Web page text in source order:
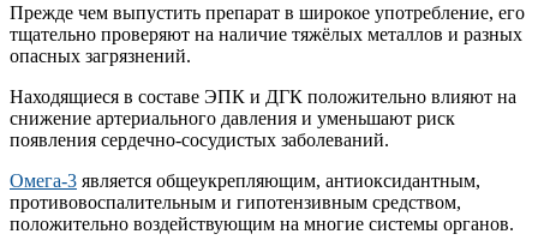
Прежде чем выпустить препарат в широкое употребление, его
тщательно проверяют на наличие тяжёлых металлов и разных
опасных загрязнений.
Находящиеся в составе ЭПК и ДГК положительно влияют на
снижение артериального давления и уменьшают риск
появления сердечно-сосудистых заболеваний.
Омега-3 является общеукрепляющим, антиоксидантным,
противовоспалительным и гипотензивным средством,
положительно воздействующим на многие системы органов.